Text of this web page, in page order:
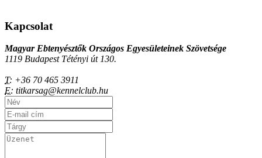
Kapcsolat
Magyar Ebtenyésztők Országos Egyesületeinek Szövetsége
1119 Budapest Tétényi út 130.
T: +36 70 465 3911
E: titkarsag@kennelclub.hu